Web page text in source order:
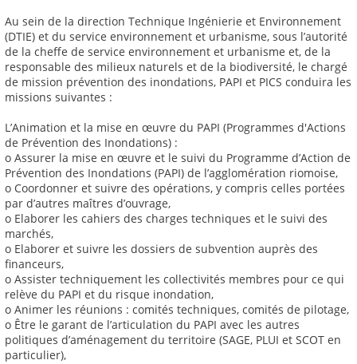
Au sein de la direction Technique Ingénierie et Environnement
(DTIE) et du service environnement et urbanisme, sous l’autorité
de la cheffe de service environnement et urbanisme et, de la
responsable des milieux naturels et de la biodiversité, le chargé
de mission prévention des inondations, PAPI et PICS conduira les
missions suivantes :
L’Animation et la mise en œuvre du PAPI (Programmes d'Actions
de Prévention des Inondations) :
o Assurer la mise en œuvre et le suivi du Programme d’Action de
Prévention des Inondations (PAPI) de l’agglomération riomoise,
o Coordonner et suivre des opérations, y compris celles portées
par d’autres maîtres d’ouvrage,
o Elaborer les cahiers des charges techniques et le suivi des
marchés,
o Elaborer et suivre les dossiers de subvention auprès des
financeurs,
o Assister techniquement les collectivités membres pour ce qui
relève du PAPI et du risque inondation,
o Animer les réunions : comités techniques, comités de pilotage,
o Être le garant de l’articulation du PAPI avec les autres
politiques d’aménagement du territoire (SAGE, PLUI et SCOT en
particulier),